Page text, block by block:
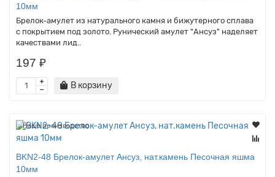
10мм
Брелок-амулет из натурального камня и бижутерного сплава
с покрытием под золото. Рунический амулет "Ансуз" наделяет
качествами лид..
197 ₽
В корзину
Наше производство
BKN2-48 Брелок-амулет Ансуз, нат.камень Песочная яшма
10мм